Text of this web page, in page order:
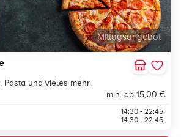
Mittagsangebot
Pasta und vieles mehr.
min. ab 15,00 €
14:30 - 22:45
14:30 - 22:45